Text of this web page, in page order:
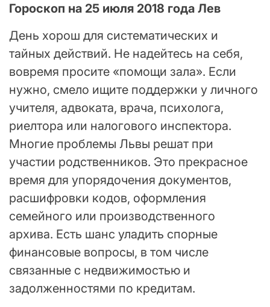
Гороскоп на 25 июля 2018 года Лев
День хорош для систематических и
тайных действий. Не надейтесь на себя,
вовремя просите «помощи зала». Если
нужно, смело ищите поддержки у личного
учителя, адвоката, врача, психолога,
риелтора или налогового инспектора.
Многие проблемы Львы решат при
участии родственников. Это прекрасное
время для упорядочения документов,
расшифровки кодов, оформления
семейного или производственного
архива. Есть шанс уладить спорные
финансовые вопросы, в том числе
связанные с недвижимостью и
задолженностями по кредитам.